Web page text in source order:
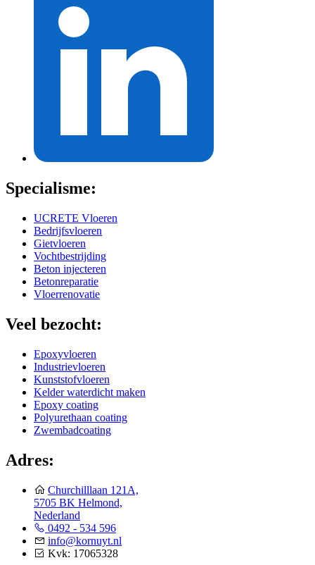
Specialisme:
UCRETE Vloeren
Bedrijfsvloeren
Gietvloeren
Vochtbestrijding
Beton injecteren
Betonreparatie
Vloerrenovatie
Veel bezocht:
Epoxyvloeren
Industrievloeren
Kunststofvloeren
Kelder waterdicht maken
Epoxy coating
Polyurethaan coating
Zwembadcoating
Adres:
Churchilllaan 121A,
5705 BK Helmond,
Nederland
0492 - 534 596
info@kornuyt.nl
Kvk: 17065328